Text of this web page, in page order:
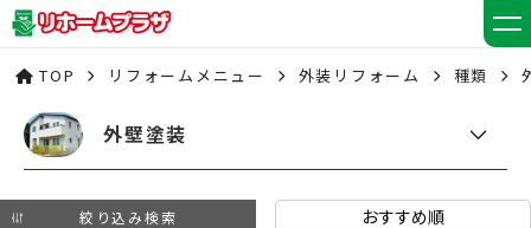
TOP リフォームメニュー 外装リフォーム 種類
外壁塗装
絞り込み検索